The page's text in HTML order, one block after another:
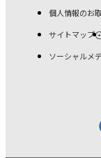
個人情報のお
サイトマップ
ソーシャルメ